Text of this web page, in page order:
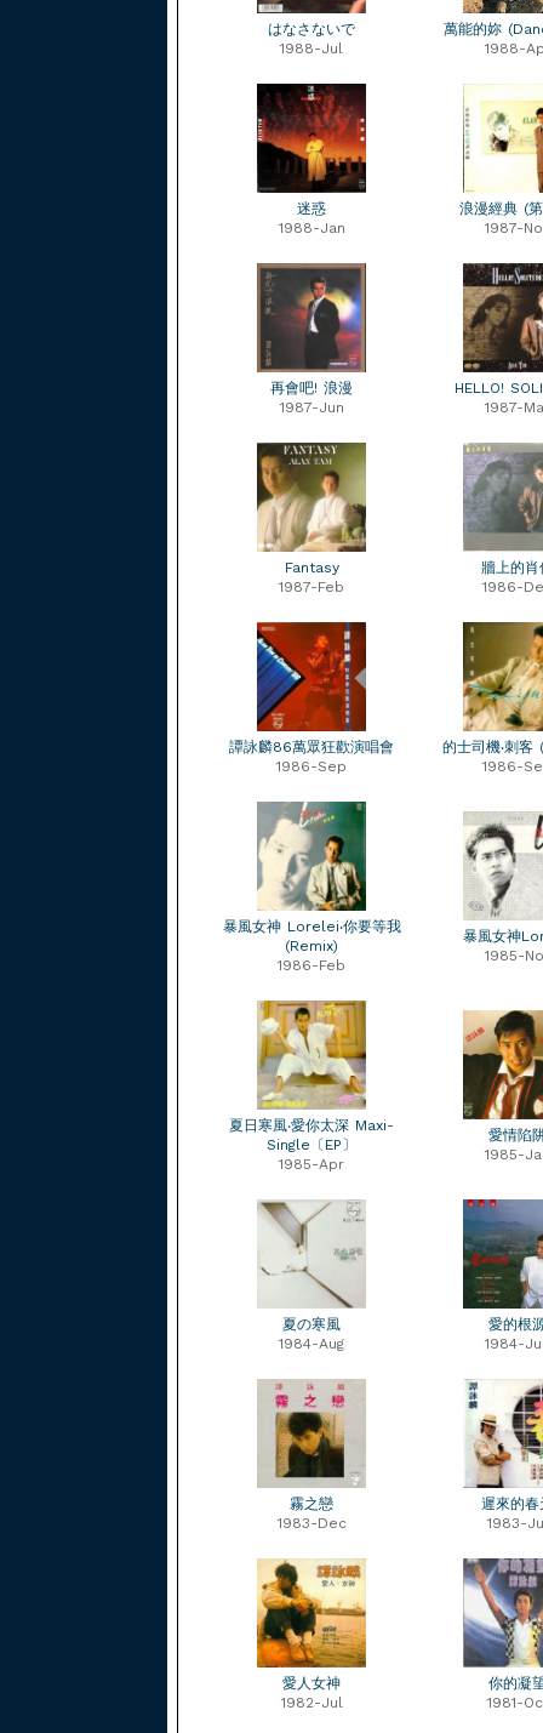
はなさないで
1988-Jul
萬能的妳
1988-
迷惑
1988-Jan
浪漫經典 (
1987-
再會吧! 浪漫
1987-Jun
HELLO!
1987-
Fantasy
1987-Feb
牆上的肖
1986-
譚詠麟86萬眾狂歡演唱會
1986-Sep
的士司機‧刺客
1986-
暴風女神 Lorelei‧你要等我
(Remix)
1986-Feb
暴風女神
1985-
夏日寒風‧愛你太深 Maxi-
Single〔EP〕
1985-Apr
愛情陷
1985-
夏の寒風
1984-Aug
愛的根
1984-
霧之戀
1983-Dec
遲來的春
1983-
愛人女神
1982-Jul
你的凝
1981-